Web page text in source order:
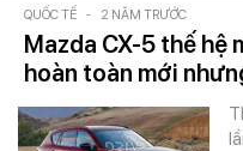
QUỐC TẾ - 2 NĂM TRƯỚC
Mazda CX-5 thế hệ
hoàn toàn mới